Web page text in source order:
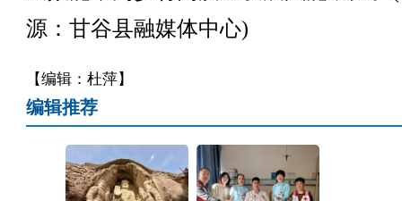
源：甘谷县融媒体中心)
【编辑：杜萍】
编辑推荐